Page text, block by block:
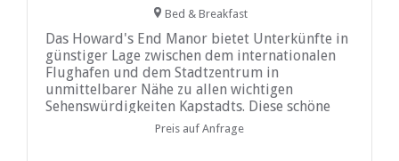
Bed & Breakfast
Das Howard's End Manor bietet Unterkünfte in
günstiger Lage zwischen dem internationalen
Flughafen und dem Stadtzentrum in
unmittelbarer Nähe zu allen wichtigen
Sehenswürdigkeiten Kapstadts. Diese schöne
Pension im kapholländischen Stil befindet sich
in einer ruhigen Umgebung mit Blick auf einen
Preis auf Anfrage